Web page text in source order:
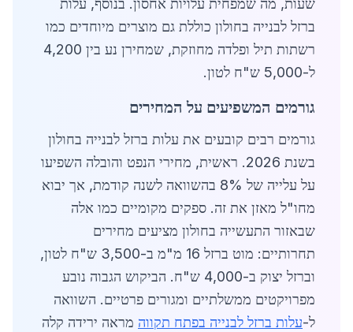
שעות, מה שמפחית עלויות אחסון. בנוסף, עלות
ברזל לבנייה בחולון כוללת גם מוצרים מיוחדים כמו
רשתות תיל ופלדה מחוזקת, שמחירן נע בין 4,200
ל-5,000 ש"ח לטון.
גורמים המשפיעים על המחירים
גורמים רבים קובעים את עלות ברזל לבנייה בחולון
בשנת 2026. ראשית, מחירי הנפט והובלה השפיעו
על עלייה של 8% בהשוואה לשנה קודמת, אך יבוא
מחו"ל מאזן את זה. ספקים מקומיים כמו אלה
שבאזור התעשייה בחולון מציעים מחירים
תחרותיים: מוט ברזל 16 מ"מ ב-3,500 ש"ח לטון,
וברזל יצוק ב-4,000 ש"ח. הביקוש הגבוה נובע
מפרויקטים ממשלתיים ומגורים פרטיים. השוואה
ל-עלות ברזל לבנייה בפתח תקווה מראה ירידה קלה